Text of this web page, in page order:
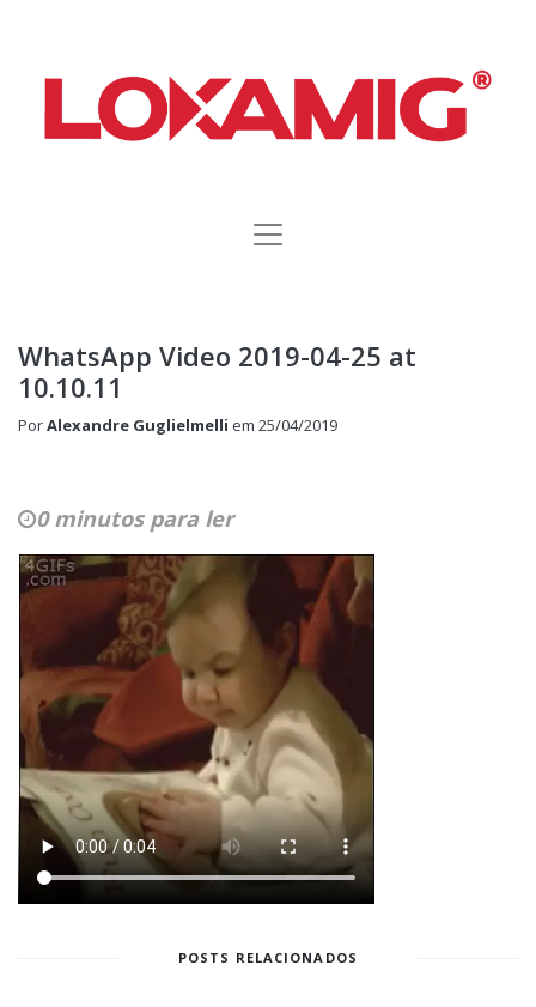
WhatsApp Video 2019-04-25 at
10.10.11
PorAlexandre Guglielmelli em 25/04/2019
0 minutos para ler
POSTS RELACIONADOS